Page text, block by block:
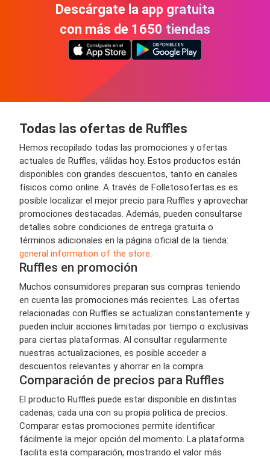
Descárgate la app gratuita
con más de 1650 tiendas
Todas las ofertas de Ruffles
Hemos recopilado todas las promociones y ofertas
actuales de Ruffles, válidas hoy. Estos productos están
disponibles con grandes descuentos, tanto en canales
físicos como online. A través de Folletosofertas.es es
posible localizar el mejor precio para Ruffles y aprovechar
promociones destacadas. Además, pueden consultarse
detalles sobre condiciones de entrega gratuita o
términos adicionales en la página oficial de la tienda:
general information of the store.
Ruffles en promoción
Muchos consumidores preparan sus compras teniendo
en cuenta las promociones más recientes. Las ofertas
relacionadas con Ruffles se actualizan constantemente y
pueden incluir acciones limitadas por tiempo o exclusivas
para ciertas plataformas. Al consultar regularmente
nuestras actualizaciones, es posible acceder a
descuentos relevantes y ahorrar en la compra.
Comparación de precios para Ruffles
El producto Ruffles puede estar disponible en distintas
cadenas, cada una con su propia política de precios.
Comparar estas promociones permite identificar
fácilmente la mejor opción del momento. La plataforma
facilita esta comparación, mostrando el valor más